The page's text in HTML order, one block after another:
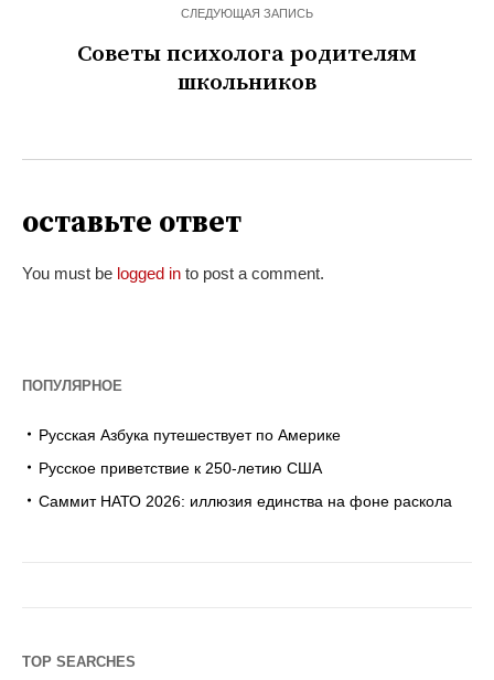
СЛЕДУЮЩАЯ ЗАПИСЬ
Советы психолога родителям
школьников
оставьте ответ
You must be logged in to post a comment.
ПОПУЛЯРНОЕ
Русская Азбука путешествует по Америке
Русское приветствие к 250-летию США
Саммит НАТО 2026: иллюзия единства на фоне раскола
TOP SEARCHES